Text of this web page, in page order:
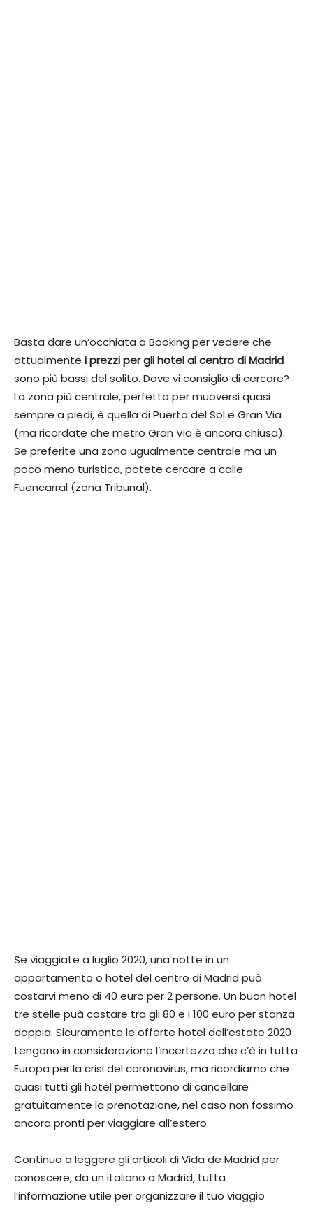
Basta dare un’occhiata a Booking per vedere che
attualmente i prezzi per gli hotel al centro di Madrid
sono più bassi del solito. Dove vi consiglio di cercare?
La zona più centrale, perfetta per muoversi quasi
sempre a piedi, è quella di Puerta del Sol e Gran Via
(ma ricordate che metro Gran Via è ancora chiusa).
Se preferite una zona ugualmente centrale ma un
poco meno turistica, potete cercare a calle
Fuencarral (zona Tribunal).
Se viaggiate a luglio 2020, una notte in un
appartamento o hotel del centro di Madrid può
costarvi meno di 40 euro per 2 persone. Un buon hotel
tre stelle puà costare tra gli 80 e i 100 euro per stanza
doppia. Sicuramente le offerte hotel dell’estate 2020
tengono in considerazione l’incertezza che c’è in tutta
Europa per la crisi del coronavirus, ma ricordiamo che
quasi tutti gli hotel permettono di cancellare
gratuitamente la prenotazione, nel caso non fossimo
ancora pronti per viaggiare all’estero.
Continua a leggere gli articoli di Vida de Madrid per
conoscere, da un italiano a Madrid, tutta
l’informazione utile per organizzare il tuo viaggio